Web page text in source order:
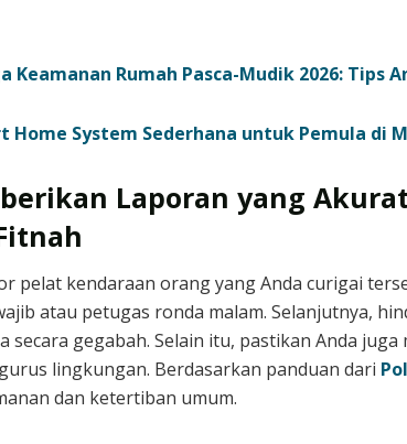
Keamanan Rumah Pasca-Mudik 2026: Tips
Home System Sederhana untuk Pemula di
Laporan yang
kendaraan orang yang Anda curigai
atau petugas ronda malam. Selanjutnya,
gegabah. Selain itu, pastikan Anda
lingkungan. Berdasarkan panduan dari
dan ketertiban umum.